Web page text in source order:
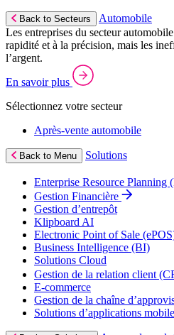
Back to Secteurs
Automobile
Les entreprises du secteur
rapidité et à la précision, mais les
l’argent.
En savoir plus
Sélectionnez votre secteur
Après‑vente automobile
Back to Menu Solutions
Enterprise Resource Planning
Gestion Financière
Gestion d’entrepôt
Klipboard AI
Electronic Point of Sale
Business Intelligence (BI)
Solutions Cloud
Gestion de la relation client
E‑commerce
Gestion de la chaîne
Solutions d’applications